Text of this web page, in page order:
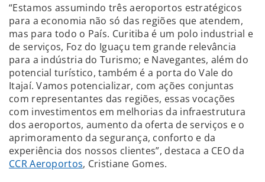
“Estamos assumindo três aeroportos estratégicos
para a economia não só das regiões que atendem,
mas para todo o País. Curitiba é um polo industrial e
de serviços, Foz do Iguaçu tem grande relevância
para a indústria do Turismo; e Navegantes, além do
potencial turístico, também é a porta do Vale do
Itajaí. Vamos potencializar, com ações conjuntas
com representantes das regiões, essas vocações
com investimentos em melhorias da infraestrutura
dos aeroportos, aumento da oferta de serviços e o
aprimoramento da segurança, conforto e da
experiência dos nossos clientes”, destaca a CEO da
CCR Aeroportos, Cristiane Gomes.